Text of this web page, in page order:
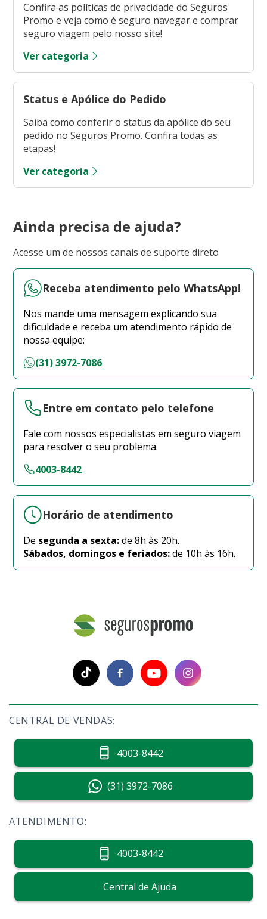
Confira as políticas de privacidade do Seguros
Promo e veja como é seguro navegar e comprar
seguro viagem pelo nosso site!
Ver categoria
Status e Apólice do Pedido
Saiba como conferir o status da apólice do seu
pedido no Seguros Promo. Confira todas as
etapas!
Ver categoria
Ainda precisa de ajuda?
Acesse um de nossos canais de suporte direto
Receba atendimento pelo WhatsApp!
Nos mande uma mensagem explicando sua
dificuldade e receba um atendimento rápido de
nossa equipe:
(31) 3972-7086
Entre em contato pelo telefone
Fale com nossos especialistas em seguro viagem
para resolver o seu problema.
4003-8442
Horário de atendimento
De segunda a sexta:de 8h às 20h.
Sábados, domingos e feriados:de 10h às 16h.
CENTRAL DE VENDAS:
4003-8442
(31) 3972-7086
ATENDIMENTO:
4003-8442
Central de Ajuda